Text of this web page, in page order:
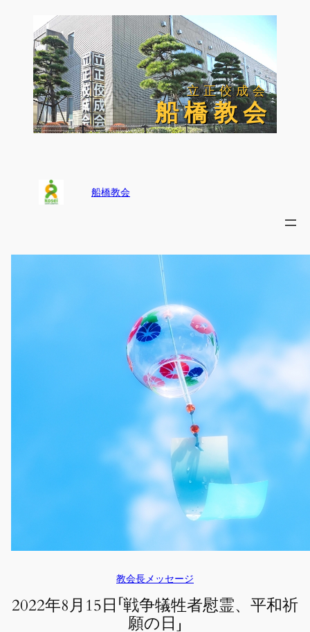
立正佼成会
立正佼成会
船 橋 教 会
船 橋 教 会
船橋教会
教会長メッセージ
2022年8月15日「戦争犠牲者慰霊、平和祈
願の日」